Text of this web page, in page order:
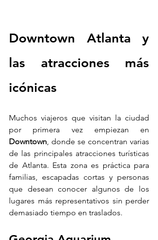
Downtown Atlanta y
las atracciones más
icónicas
Muchos viajeros que visitan la ciudad
Downtown, donde se concentran varias
de las principales atracciones turísticas
de Atlanta. Esta zona es práctica para
familias, escapadas cortas y personas
que desean conocer algunos de los
lugares más representativos sin perder
demasiado tiempo en traslados.